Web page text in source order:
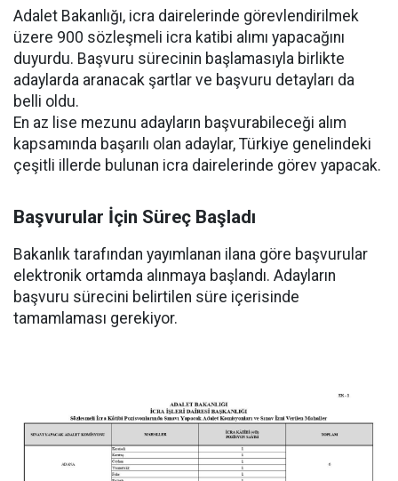
Adalet Bakanlığı, icra dairelerinde görevlendirilmek
üzere 900 sözleşmeli icra katibi alımı yapacağını
duyurdu. Başvuru sürecinin başlamasıyla birlikte
adaylarda aranacak şartlar ve başvuru detayları da
belli oldu.
En az lise mezunu adayların başvurabileceği alım
kapsamında başarılı olan adaylar, Türkiye genelindeki
çeşitli illerde bulunan icra dairelerinde görev yapacak.
Başvurular İçin Süreç Başladı
Bakanlık tarafından yayımlanan ilana göre başvurular
elektronik ortamda alınmaya başlandı. Adayların
başvuru sürecini belirtilen süre içerisinde
tamamlaması gerekiyor.